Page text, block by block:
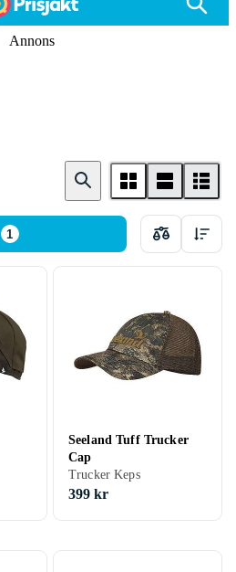
Annons
1
Seeland Tuff Trucker
Cap
Trucker Keps
399 kr